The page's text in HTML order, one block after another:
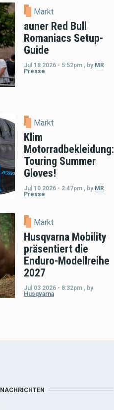
Markt
auner Red Bull
Romaniacs Setup-
Guide
Jul 18 2026 - 5:52pm , by MR
Presse
Markt
Klim
Motorradbekleidung:
Touring Summer
Gloves!
Jul 10 2026 - 2:47pm , by MR
Presse
Markt
Husqvarna Mobility
präsentiert die
Enduro-Modellreihe
2027
Jul 03 2026 - 8:32pm , by
Husqvarna
NACHRICHTEN